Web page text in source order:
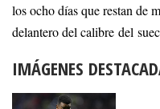
los ocho días que restan de
delantero del calibre del
IMÁGENES